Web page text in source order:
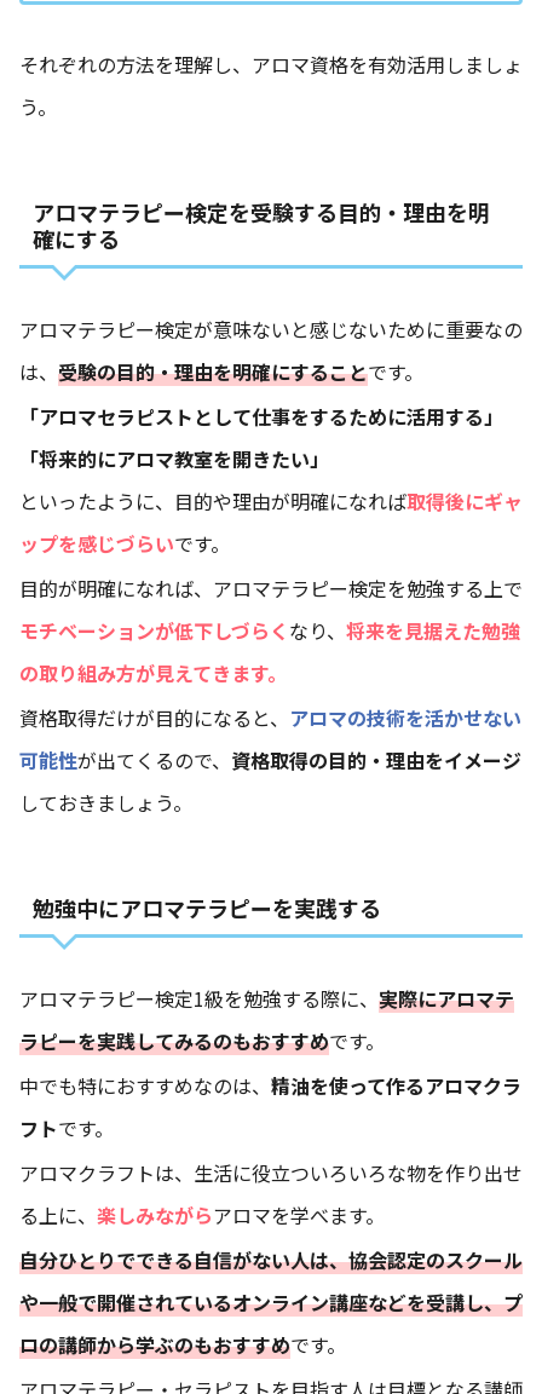
それぞれの方法を理解し、アロマ資格を有効活用しましょ
う。
アロマテラピー検定を受験する目的・理由を明
確にする
アロマテラピー検定が意味ないと感じないために重要なの
は、 受験の目的・理由を明確にすることです。
「アロマセラピストとして仕事をするために活用する」
「将来的にアロマ教室を開きたい」
といったように、目的や理由が明確になれば取得後にギャ
ップを感じづらいです。
目的が明確になれば、アロマテラピー検定を勉強する上で
モチベーションが低下しづらく なり、 将来を見据えた勉強
の取り組み方が見えてきます。
資格取得だけが目的になると、 アロマの技術を活かせない
可能性が出てくるので、 資格取得の目的・理由をイメージ
しておきましょう。
勉強中にアロマテラピーを実践する
アロマテラピー検定1級を勉強する際に、 実際にアロマテ
ラピーを実践してみるのもおすすめです。
中でも特におすすめなのは、 精油を使って作るアロマクラ
フトです。
アロマクラフトは、生活に役立ついろいろな物を作り出せ
る上に、 楽しみながらアロマを学べます。
自分ひとりでできる自信がない人は、協会認定のスクール
や一般で開催されているオンライン講座などを受講し、プ
ロの講師から学ぶのもおすすめです。